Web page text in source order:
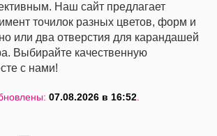
Наш сайт предлагает
точилок разных цветов, форм и
или два отверстия для карандашей
Выбирайте качественную
с нами!
07.08.2026 в 16:52.